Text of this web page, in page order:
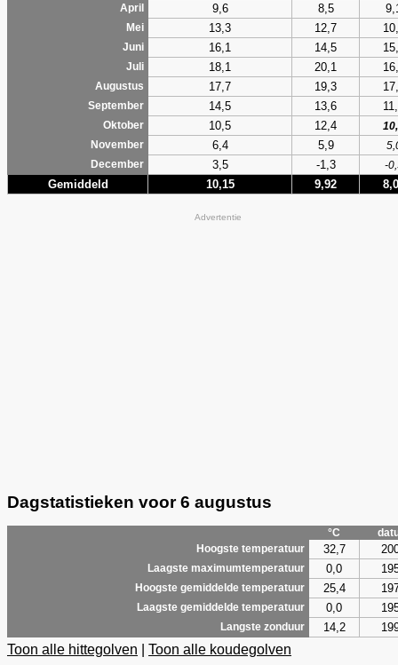
April 9,6 8,5
Mei 13,3 12,7
Juni 16,1 14,5
Juli 18,1 20,1
Augustus 17,7 19,3
September 14,5 13,6
Oktober 10,5 12,4
November
6,4 5,9
December
3,5 -1,3 -
Gemiddeld 10,15 9,92
Advertentie
Dagstatistieken voor 6 augustus
°C
Hoogste temperatuur
32,7
Laagste maximumtemperatuur 0,0
Hoogste gemiddelde temperatuur 25,4
Laagste gemiddelde temperatuur 0,0
Langste zonduur 14,2
Toon alle hittegolven
Toon alle koudegolven